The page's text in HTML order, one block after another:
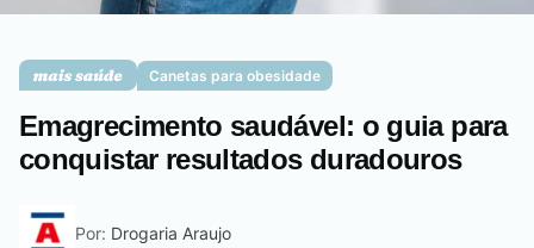
Saúde do homem
Canetas para obesidade
Emagrecimento saudável: o guia para
conquistar resultados duradouros
Por: Drogaria Araujo